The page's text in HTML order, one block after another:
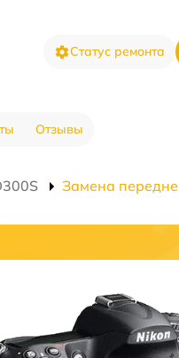
Статус ремонта
Отзывы
Замена